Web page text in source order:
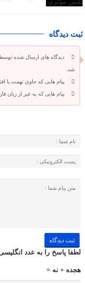
ثبت دیدگاه
دیدگاه های ارسال شده
شد.
پیام هایی که حاوی تهمت یا
پیام هایی که به غیر از زبان
لطفا پاسخ را به عدد
هجده + نه =